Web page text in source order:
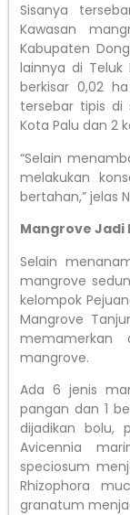
Sisanya
Kawasan
Kabupaten
lainnya di Teluk
berkisar 0,02
tersebar tipis
Kota Palu dan 2
“Selain
melakukan
bertahan,” jelas
Mangrove Jadi
Selain
mangrove
kelompok
Mangrove
memamerkan
mangrove.
Ada 6 jenis
pangan dan 1
dijadikan bolu,
Avicennia
speciosum
Rhizophora
granatum